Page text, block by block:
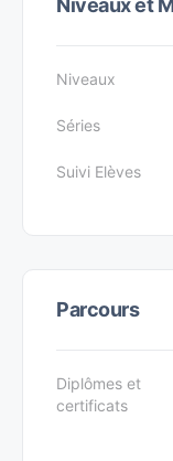
Niveaux et
Niveaux
Séries
Suivi Elèves
Parcours
Diplômes et
certificats